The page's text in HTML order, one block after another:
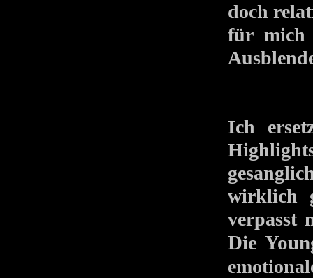
doch
für mich
Ich
wirklich
Die